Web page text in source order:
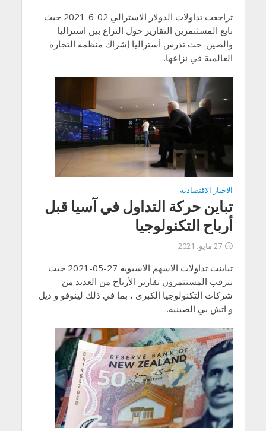
تراجعت تداولات الدولار الاسترالي 02-6-2021 حيث
تابع المسثتمرين التقارير حول النزاع بين استراليا
والصين. حث تدرس أستراليا إشراك منظمة التجارة
العالمية في نزاعها...
الاخبار الاقتصادية
تباين حركة التداول في آسيا قبل
أرباح التكنولوجيا
27 مايو، 2021
تباينت تداولات الاسهم الاسيوية 27-05-2021 حيث
يترقب المستثمرون تقارير الأرباح من العديد من
شركات التكنولوجيا الكبرى ، بما في ذلك لينوفو و ديل
و اتش بي الصينية...